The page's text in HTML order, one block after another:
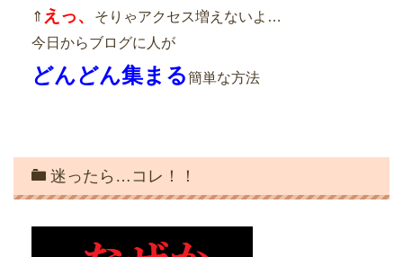
⇑ えっ、
そりゃアクセス増えないよ…
今日からブログに人が
どんどん集まる簡単な方法
迷ったら…コレ！！